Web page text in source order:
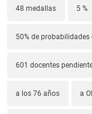
48 medallas 5 %
50% de
601 docentes
a los 76 años a